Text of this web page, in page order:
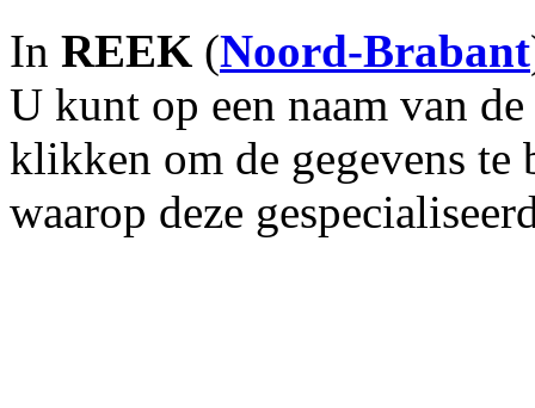
In REEK (Noord-Brabant
U kunt op een naam van
klikken om de gegevens te
waarop deze